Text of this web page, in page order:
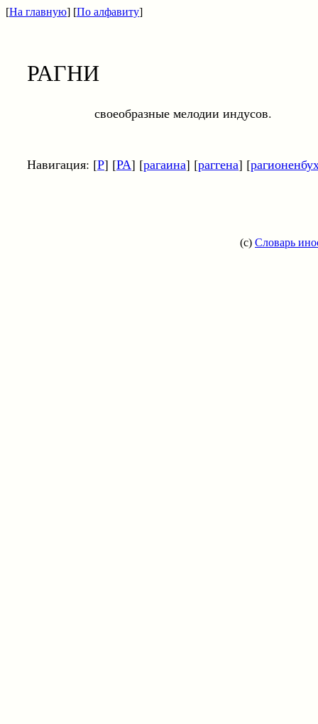
[На главную] [По алфавиту]
РАГНИ
своеобразные мелодии индусов.
Навигация: [Р] [РА] [рагаина] [раггена] [
(c) Словарь